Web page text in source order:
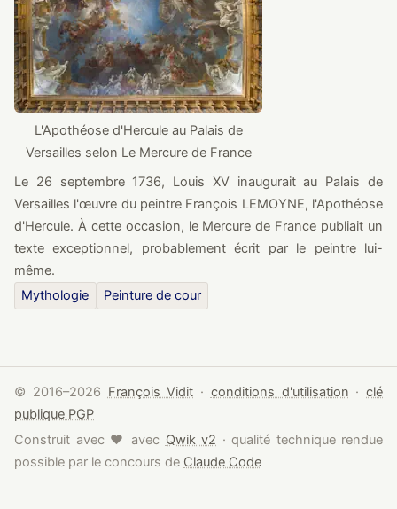
L'Apothéose d'Hercule au Palais de
Versailles selon Le Mercure de France
Le 26 septembre 1736, Louis XV inaugurait au Palais de
Versailles l'œuvre du peintre François LEMOYNE, l'Apothéose
d'Hercule. À cette occasion, le Mercure de France publiait un
texte exceptionnel, probablement écrit par le peintre lui-
même.
Mythologie
Peinture de cour
© 2016–2026 François Vidit · conditions d'utilisation · clé
publique PGP
Construit avec ♥ amour
avec Qwik v2 · qualité technique rendue
possible par le concours de Claude Code